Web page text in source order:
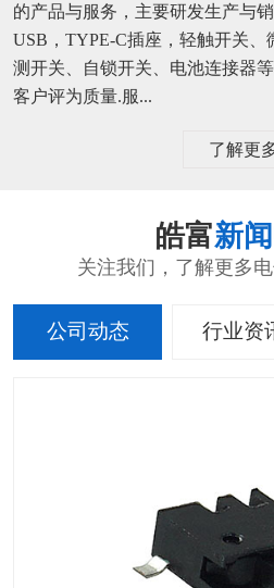
的产品与服务，主要研发生产与
USB，TYPE-C插座，轻触开关
测开关、自锁开关、电池连接器
客户评为质量.服...
了解更
皓富新
关注我们，了解更多
公司动态 行业资